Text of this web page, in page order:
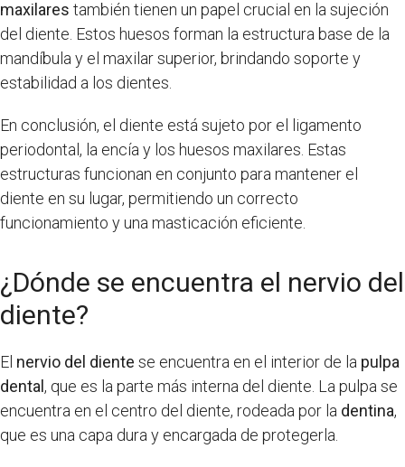
maxilares también tienen un papel crucial en la sujeción
del diente. Estos huesos forman la estructura base de la
mandíbula y el maxilar superior, brindando soporte y
estabilidad a los dientes.
En conclusión, el diente está sujeto por el ligamento
periodontal, la encía y los huesos maxilares. Estas
estructuras funcionan en conjunto para mantener el
diente en su lugar, permitiendo un correcto
funcionamiento y una masticación eficiente.
¿Dónde se encuentra el nervio del
diente?
El nervio del diente se encuentra en el interior de la pulpa
dental , que es la parte más interna del diente. La pulpa se
encuentra en el centro del diente, rodeada por la dentina,
que es una capa dura y encargada de protegerla.